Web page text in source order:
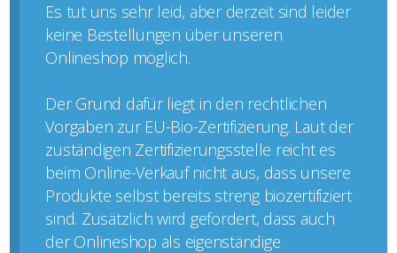
Es tut uns sehr leid, aber derzeit sind leider
keine Bestellungen über unseren
Onlineshop möglich.
Der Grund dafür liegt in den rechtlichen
Vorgaben zur EU-Bio-Zertifizierung. Laut der
zuständigen Zertifizierungsstelle reicht es
beim Online-Verkauf nicht aus, dass unsere
Produkte selbst bereits streng biozertifiziert
sind. Zusätzlich wird gefordert, dass auch
der Onlineshop als eigenständige